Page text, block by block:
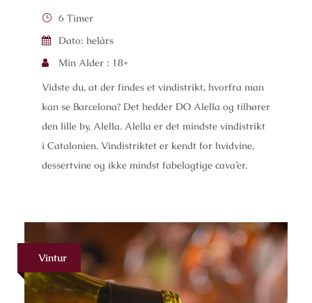
6 Timer
Dato: helårs
Min Alder : 18+
Vidste du, at der findes et vindistrikt, hvorfra man
kan se Barcelona? Det hedder DO Alella og tilhører
den lille by, Alella. Alella er det mindste vindistrikt
i Catalonien. Vindistriktet er kendt for hvidvine,
dessertvine og ikke mindst fabelagtige cava’er.
Vintur